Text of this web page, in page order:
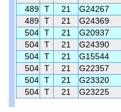
489 T 21 G24267
489 T 21 G24369
504 T 21 G20937
504 T 21 G24390
504 T 21 G15544
504 T 21 G22357
504 T 21 G23320
504 T 21 G23225